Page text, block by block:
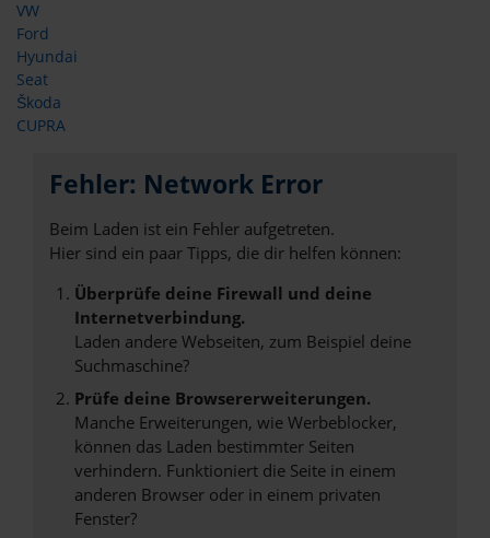
VW
Ford
Hyundai
Seat
Škoda
CUPRA
Fehler: Network Error
Beim Laden ist ein Fehler aufgetreten.
Hier sind ein paar Tipps, die dir helfen können:
Überprüfe deine Firewall und deine
Internetverbindung.
Laden andere Webseiten, zum Beispiel deine
Suchmaschine?
Prüfe deine Browsererweiterungen.
Manche Erweiterungen, wie Werbeblocker,
können das Laden bestimmter Seiten
verhindern. Funktioniert die Seite in einem
anderen Browser oder in einem privaten
Fenster?